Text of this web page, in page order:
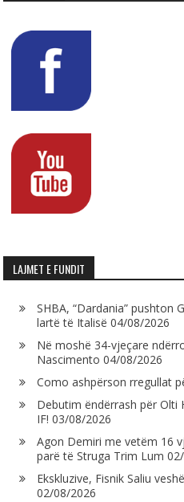
LAJMET E FUNDIT
SHBA, “Dardania” pushton
lartë të Italisë 04/08/2026
Në moshë 34-vjeçare
Nascimento 04/08/2026
Como ashpërson rregullat
Debutim ëndërrash për Olti
IF! 03/08/2026
Agon Demiri me vetëm 16
parë të Struga Trim Lum
Ekskluzive, Fisnik Saliu
02/08/2026